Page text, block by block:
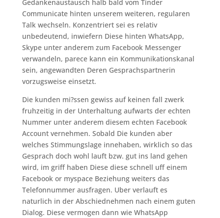
Gedankenaustausch halb bald vom Tinder
Communicate hinten unserem weiteren, regularen
Talk wechseln. Konzentriert sei es relativ
unbedeutend, inwiefern Diese hinten WhatsApp,
Skype unter anderem zum Facebook Messenger
verwandeln, parece kann ein Kommunikationskanal
sein, angewandten Deren Gesprachspartnerin
vorzugsweise einsetzt.
Die kunden mi?ssen gewiss auf keinen fall zwerk
fruhzeitig in der Unterhaltung aufwarts der echten
Nummer unter anderem diesem echten Facebook
Account vernehmen. Sobald Die kunden aber
welches Stimmungslage innehaben, wirklich so das
Gesprach doch wohl lauft bzw. gut ins land gehen
wird, im griff haben Diese diese schnell uff einem
Facebook or myspace Beziehung weiters das
Telefonnummer ausfragen. Uber verlauft es
naturlich in der Abschiednehmen nach einem guten
Dialog. Diese vermogen dann wie WhatsApp